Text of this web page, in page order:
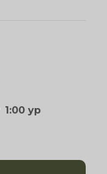
1:00 yp